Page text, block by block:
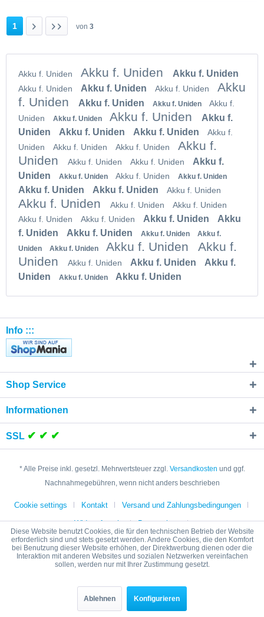
1 von 3
Akku f. Uniden Akku f. Uniden Akku f. Uniden
Akku f. Uniden Akku f. Uniden Akku f. Uniden
Akku
f. Uniden
Akku f. Uniden Akku f. Uniden
Akku f.
Uniden
Akku f. Uniden Akku f. Uniden
Akku f.
Uniden
Akku f. Uniden Akku f. Uniden
Akku f.
Uniden
Akku f. Uniden Akku f. Uniden
Akku f.
Uniden
Akku f. Uniden Akku f. Uniden
Akku f.
Uniden
Akku f. Uniden Akku f. Uniden Akku f. Uniden
Akku f. Uniden Akku f. Uniden Akku f. Uniden
Akku f. Uniden Akku f. Uniden
Akku f. Uniden
Akku f. Uniden
Akku f. Uniden Akku f. Uniden
Akku
f. Uniden
Akku f. Uniden Akku f. Uniden
Akku f.
Uniden
Akku f. Uniden Akku f. Uniden
Akku f.
Uniden
Akku f. Uniden Akku f. Uniden
Akku f.
Uniden
Akku f. Uniden Akku f. Uniden
Info :::
Shop Service
Informationen
SSL ✔ ✔ ✔
* Alle Preise inkl. gesetzl. Mehrwertsteuer zzgl. Versandkosten und ggf.
Nachnahmegebühren, wenn nicht anders beschrieben
Cookie settings Kontakt Versand und Zahlungsbedingungen
Widerrufsrecht Datenschutz
Sicherheitshinweise / Hinweise zur Batterieentsorgung AGB
Impressum
anerkannt.Die Markennamen dienen nur zur Typenbeschreibung. Die
Benennung der Marken für das Zubehör -und Ersatzteilgeschäft erfolgt
Diese Website benutzt Cookies, die für den technischen Betrieb der Website
erforderlich sind und stets gesetzt werden. Andere Cookies, die den Komfort
bei Benutzung dieser Website erhöhen, der Direktwerbung dienen oder die
Interaktion mit anderen Websites und sozialen Netzwerken vereinfachen
sollen, werden nur mit Ihrer Zustimmung gesetzt.
Ablehnen Konfigurieren